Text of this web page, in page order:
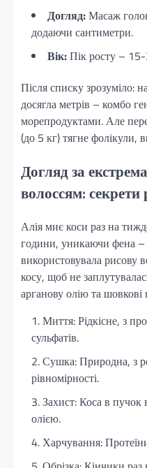
Догляд:Масаж
додаючи сантиметри.
Вік:Пік росту – 15-
Після списку зрозуміло:
досягла метрів – комбо
морепродуктами. Але
(до 5 кг) тягне фолікули,
Догляд за
волоссям:
Алія миє коси раз на
години, уникаючи фена
використовувала рисову
косу, щоб не
арганову олію та
Миття: Рідкісне, з
сульфатів.
Сушка: Природна, з
рівномірності.
Захист: Коса в пучок
олією.
Харчування: